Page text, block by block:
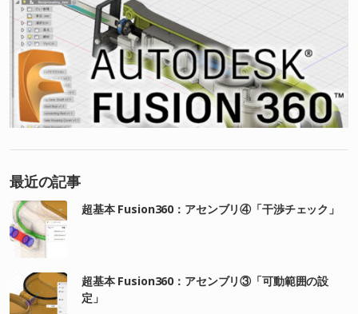
最近の記事
超基本 Fusion360：アセンブリ④「干渉チェック」
超基本 Fusion360：アセンブリ③「可動範囲の設
定」